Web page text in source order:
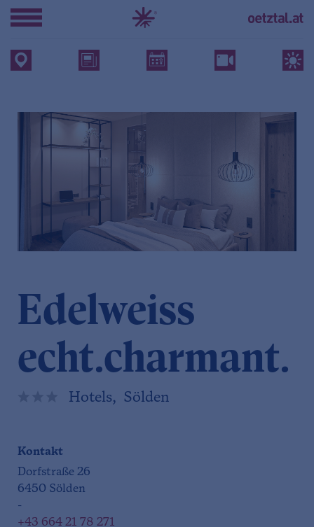
Edelweiss
echt.charmant.
Hotels, Sölden
Kontakt
Dorfstraße 26
6450 Sölden
-
+43 664 21 78 271